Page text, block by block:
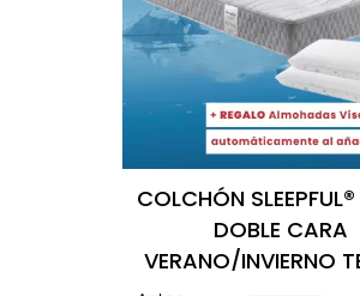
COLCHÓN SLEEPFUL®
DOBLE CARA
VERANO/INVIERNO